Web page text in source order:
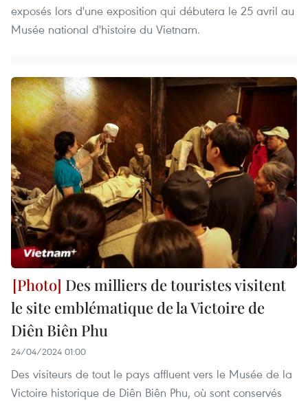
exposés lors d'une exposition qui débutera le 25 avril au
Musée national d'histoire du Vietnam.
Des milliers de touristes visitent
le site emblématique de la Victoire de
Diên Biên Phu
24/04/2024 01:00
Des visiteurs de tout le pays affluent vers le Musée de la
Victoire historique de Diên Biên Phu, où sont conservés